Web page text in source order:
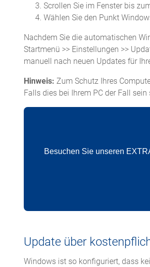
Scrollen Sie im Fenster bis
Wählen Sie den Punkt
Nachdem Sie die automatischen
Startmenü >> Einstellungen >>
manuell nach neuen Updates für
Hinweis: Zum Schutz Ihres
Falls dies bei Ihrem PC der Fall
Besuchen Sie unseren
Update über
Windows ist so konfiguriert, dass